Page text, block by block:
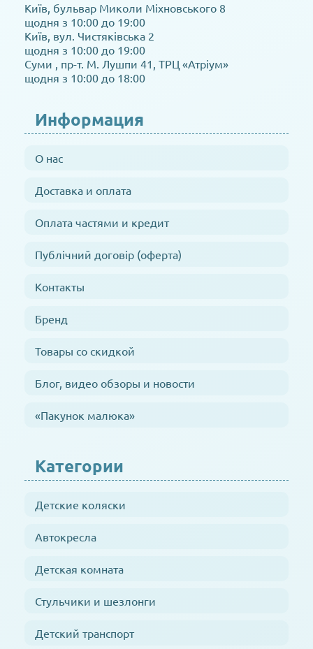
Київ, бульвар Миколи Міхновського 8
щодня з 10:00 до 19:00
Київ, вул. Чистяківська 2
щодня з 10:00 до 19:00
Суми , пр-т. М. Лушпи 41, ТРЦ «Атріум»
щодня з 10:00 до 18:00
Информация
О нас
Доставка и оплата
Оплата частями и кредит
Публічний договір (оферта)
Контакты
Бренд
Товары со скидкой
Блог, видео обзоры и новости
«Пакунок малюка»
Категории
Детские коляски
Автокресла
Детская комната
Стульчики и шезлонги
Детский транспорт